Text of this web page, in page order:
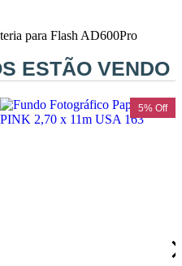
para Flash AD600Pro
ESTÃO VENDO
5% Off